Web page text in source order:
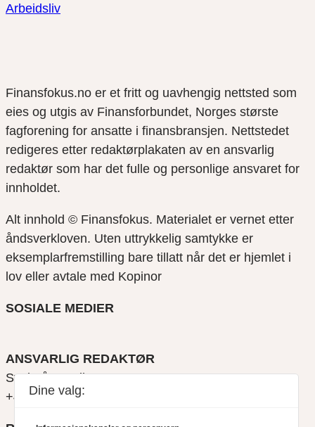
Arbeidsliv
Finansfokus.no er et fritt og uavhengig nettsted som
eies og utgis av Finansforbundet, Norges største
fagforening for ansatte i finansbransjen. Nettstedet
redigeres etter redaktørplakaten av en ansvarlig
redaktør som har det fulle og personlige ansvaret for
innholdet.
Alt innhold © Finansfokus. Materialet er vernet etter
åndsverkloven. Uten uttrykkelig samtykke er
eksemplarfremstilling bare tillatt når det er hjemlet i
lov eller avtale med Kopinor
SOSIALE MEDIER
ANSVARLIG REDAKTØR
Svein Åge Eriksen
+47 900 79 547
Dine valg: